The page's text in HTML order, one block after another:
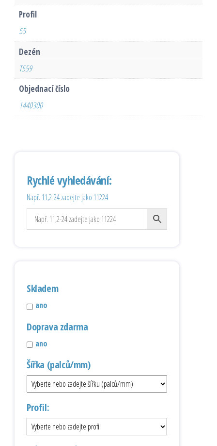
Profil
55
Dezén
T559
Objednací číslo
1440300
Rychlé vyhledávání:
Např. 11,2-24 zadejte jako 11224
Skladem
ano
Doprava zdarma
ano
Šířka (palců/mm)
Profil: